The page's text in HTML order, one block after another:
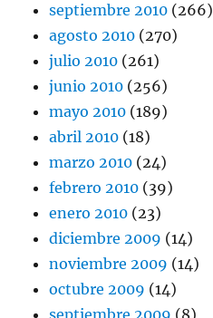
septiembre 2010 (266)
agosto 2010 (270)
julio 2010 (261)
junio 2010 (256)
mayo 2010 (189)
abril 2010 (18)
marzo 2010 (24)
febrero 2010 (39)
enero 2010 (23)
diciembre 2009 (14)
noviembre 2009 (14)
octubre 2009 (14)